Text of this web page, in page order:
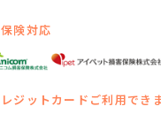
険対応
ジットカードご利用でき